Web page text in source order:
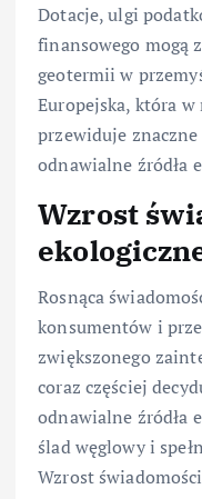
Dotacje, ulgi
finansowego mogą
geotermii w
Europejska, która
przewiduje
odnawialne źródła
Wzrost
Rosnąca
konsumentów i
zwiększonego
coraz częściej
odnawialne źródła
ślad węglowy i
Wzrost